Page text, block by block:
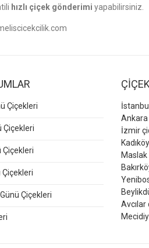
hızlı çiçek gönderimi yapabilirsiniz.
Çiçekleri
Çiçekleri
Çiçekleri
Çiçekleri
Çiçekleri
Ankara
İzmir
Maslak